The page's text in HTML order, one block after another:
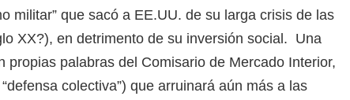
militar” que sacó a EE.UU. de su larga crisis de las
XX?), en detrimento de su inversión social. Una
propias palabras del Comisario de Mercado Interior,
colectiva”) que arruinará aún más a las